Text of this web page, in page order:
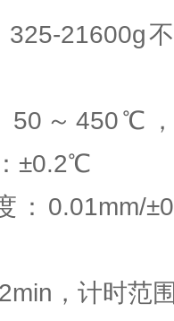
21600g
50～450℃
±0.2℃
：0.01mm/
，计时范